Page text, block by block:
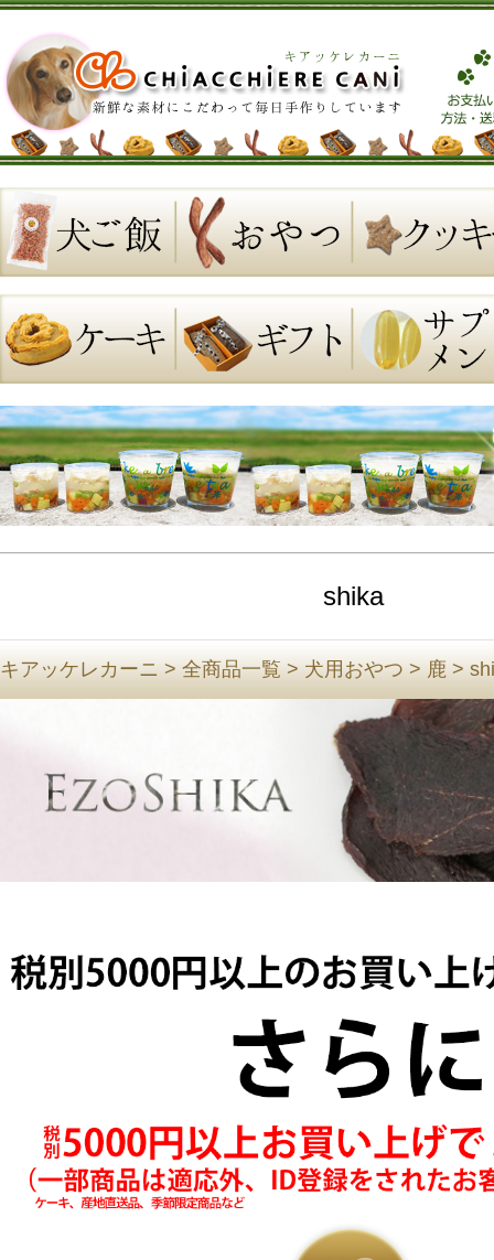
shika
キアッケレカーニ > 全商品一覧 > 犬用おやつ > 鹿 >